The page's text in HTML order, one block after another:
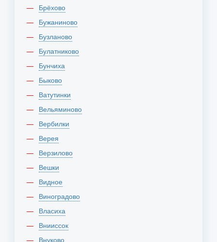
Брёхово
Бужаниново
Бузланово
Булатниково
Бунчиха
Быково
Ватутинки
Вельяминово
Вербилки
Верея
Верзилово
Вешки
Видное
Виноградово
Власиха
Внииссок
Внуково